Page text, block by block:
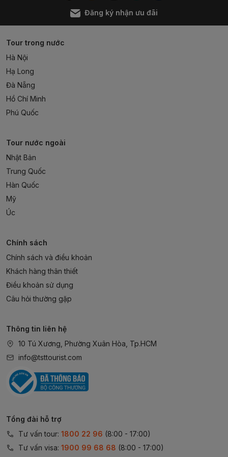
Đăng ký nhận ưu đãi
Tour trong nước
Hà Nội
Hạ Long
Đà Nẵng
Hồ Chí Minh
Phú Quốc
Tour nước ngoài
Nhật Bản
Trung Quốc
Hàn Quốc
Mỹ
Úc
Chính sách
Chính sách và điều khoản
Khách hàng thân thiết
Điều khoản sử dụng
Câu hỏi thường gặp
Thông tin liên hệ
10 Tú Xương, Phường Xuân Hòa, Tp.HCM
info@tsttourist.com
Tổng đài hỗ trợ
Tư vấn tour: 1800 22 96 (8:00 - 17:00)
Tư vấn visa: 1900 99 68 68 (8:00 - 17:00)